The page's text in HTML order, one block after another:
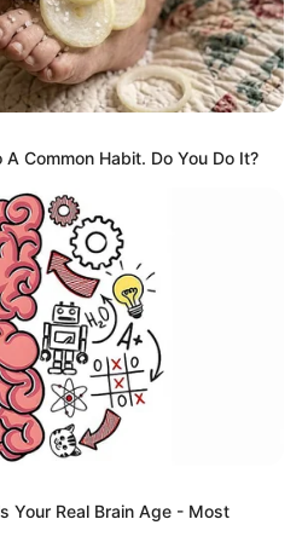
CƏMİYYƏT
səbəb
Common Habit. Do You Do It?
Your Real Brain Age - Most